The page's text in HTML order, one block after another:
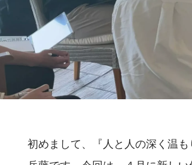
初めまして、『人と人の深く温